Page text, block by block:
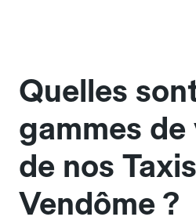
Quelles
gammes
de nos
Vendôme ?